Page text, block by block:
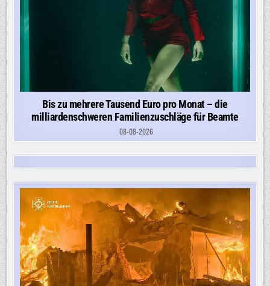
Bis zu mehrere Tausend Euro pro Monat – die
milliardenschweren Familienzuschläge für Beamte
08-08-2026